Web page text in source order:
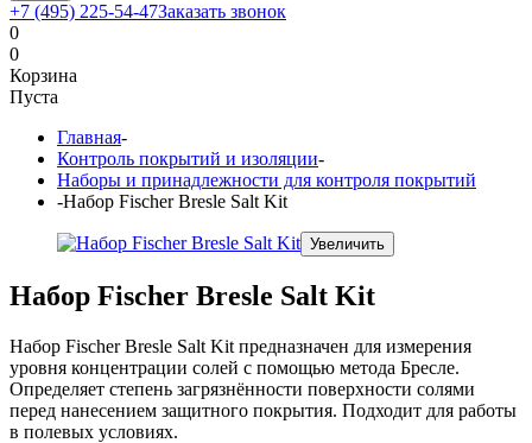
+7 (495) 225-54-47Заказать звонок
0
0
Корзина
Пуста
Главная-
Контроль покрытий и изоляции-
Наборы и принадлежности для контроля покрытий
-Набор Fischer Bresle Salt Kit
Увеличить
Набор Fischer Bresle Salt Kit
Набор Fischer Bresle Salt Kit предназначен для измерения
уровня концентрации солей с помощью метода Бресле.
Определяет степень загрязнённости поверхности солями
перед нанесением защитного покрытия. Подходит для работы
в полевых условиях.